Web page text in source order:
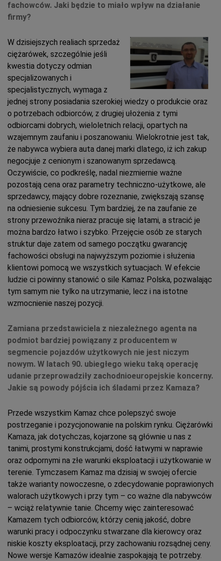
fachowców. Jaki będzie to miało wpływ na działanie
firmy?
W dzisiejszych realiach sprzedaż
ciężarówek, szczególnie jeśli
kwestia dotyczy odmian
specjalizowanych i
specjalistycznych, wymaga z
jednej strony posiadania szerokiej wiedzy o produkcie oraz
o potrzebach odbiorców, z drugiej ułożenia z tymi
odbiorcami dobrych, wieloletnich relacji, opartych na
wzajemnym zaufaniu i poszanowaniu. Wielokrotnie jest tak,
że nabywca wybiera auta danej marki dlatego, iż ich zakup
negocjuje z cenionym i szanowanym sprzedawcą.
Oczywiście, co podkreślę, nadal niezmiernie ważne
pozostają cena oraz parametry techniczno-użytkowe, ale
sprzedawcy, mający dobre rozeznanie, zwiększają szansę
na odniesienie sukcesu. Tym bardziej, że na zaufanie ze
strony przewoźnika nieraz pracuje się latami, a stracić je
można bardzo łatwo i szybko. Przejęcie osób ze starych
struktur daje zatem od samego początku gwarancję
fachowości obsługi na najwyższym poziomie i służenia
klientowi pomocą we wszystkich sytuacjach. W efekcie
ludzie ci powinny stanowić o sile Kamaz Polska, pozwalając
tym samym nie tylko na utrzymanie, lecz i na istotne
wzmocnienie naszej pozycji.
Zamiana przedstawiciela z niezależnego agenta na
podmiot bardziej powiązany z producentem w
segmencie pojazdów użytkowych nie jest niczym
nowym. W latach 90. ubiegłego wieku taką operację
udanie przeprowadziły zachodnioeuropejskie koncerny.
Jakie są powody pójścia ich śladami przez Kamaza?
Przede wszystkim Kamaz chce polepszyć swoje
postrzeganie i pozycjonowanie na polskim rynku. Ciężarówki
Kamaza, jak dotychczas, kojarzone są głównie u nas z
tanimi, prostymi konstrukcjami, dość łatwymi w naprawie
oraz odpornymi na złe warunki eksploatacji i użytkowanie w
terenie. Tymczasem Kamaz ma dzisiaj w swojej ofercie
także warianty nowoczesne, o zdecydowanie poprawionych
walorach użytkowych i przy tym – co ważne dla nabywców
– wciąż relatywnie tanie. Chcemy więc zainteresować
Kamazem tych odbiorców, którzy cenią jakość, dobre
warunki pracy i odpoczynku stwarzane dla kierowcy oraz
niskie koszty eksploatacji, przy zachowaniu rozsądnej ceny.
Nowe wersje Kamazów idealnie zaspokajają te potrzeby.